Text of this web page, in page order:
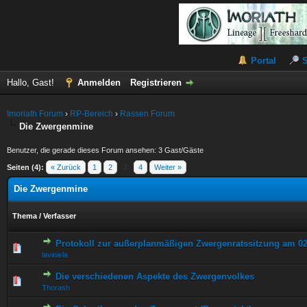
Portal
Hallo, Gast! Anmelden Registrieren
Imoriath Forum › RP-Bereich › Rassen Forum
Die Zwergenmine
Benutzer, die gerade dieses Forum ansehen: 3 Gast/Gäste
Seiten (4): « Zurück 1 2 4 Weiter »
Die Zwergenmine
Thema / Verfasser
Protokoll zur außerplanmäßigen Zwergenratssitzung am
laviniela
0 Bewertung(en) - 0 von 5 durchschnittlich
12345
Die verschiedenen Aspekte des Zwergenvolkes
Thorash
0 Bewertung(en) - 0 von 5 durchschnittlich
12345